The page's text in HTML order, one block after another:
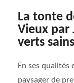
La tonte
Vieux par
verts
En ses
paysager de